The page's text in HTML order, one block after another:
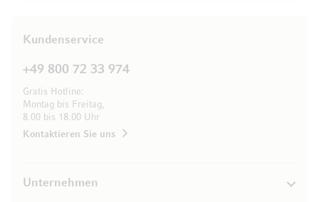
Kundenservice
+49 800 72 33 974
Gratis Hotline:
Montag bis Freitag,
8.00 bis 18.00 Uhr
Kontaktieren Sie uns
Unternehmen